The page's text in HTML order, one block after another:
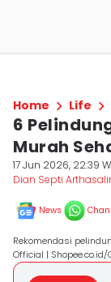
Home Life
6
Murah
17 Jun 2026, 22:39
Dian Septi
News
Rekomendasi
Official | Shopee.co.id/